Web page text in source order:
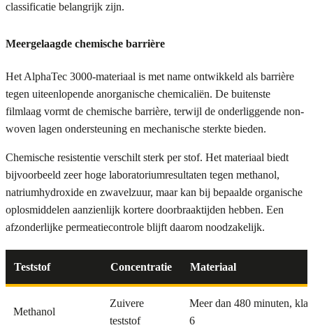
classificatie belangrijk zijn.
Meergelaagde chemische barrière
Het AlphaTec 3000-materiaal is met name ontwikkeld als barrière
tegen uiteenlopende anorganische chemicaliën. De buitenste
filmlaag vormt de chemische barrière, terwijl de onderliggende non-
woven lagen ondersteuning en mechanische sterkte bieden.
Chemische resistentie verschilt sterk per stof. Het materiaal biedt
bijvoorbeeld zeer hoge laboratoriumresultaten tegen methanol,
natriumhydroxide en zwavelzuur, maar kan bij bepaalde organische
oplosmiddelen aanzienlijk kortere doorbraaktijden hebben. Een
afzonderlijke permeatiecontrole blijft daarom noodzakelijk.
Teststof Concentratie Materiaal
Methanol
Zuivere
teststof
Meer dan 480 minuten,
6